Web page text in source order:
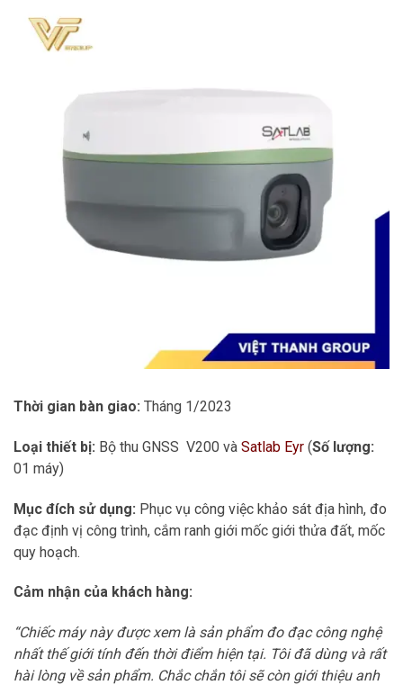
Thời gian bàn giao: Tháng 1/2023
Loại thiết bị: Bộ thu GNSS V200 và Satlab Eyr (Số lượng:
01 máy)
Mục đích sử dụng: Phục vụ công việc khảo sát địa hình, đo
đạc định vị công trình, cắm ranh giới mốc giới thửa đất, mốc
quy hoạch.
Cảm nhận của khách hàng:
“Chiếc máy này được xem là sản phẩm đo đạc công nghệ
nhất thế giới tính đến thời điểm hiện tại. Tôi đã dùng và rất
hài lòng về sản phẩm. Chắc chắn tôi sẽ còn giới thiệu anh